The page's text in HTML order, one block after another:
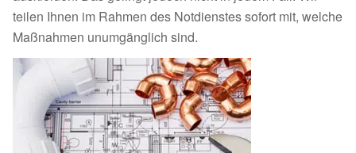
teilen Ihnen im Rahmen des Notdienstes sofort mit, welche
Maßnahmen unumgänglich sind.